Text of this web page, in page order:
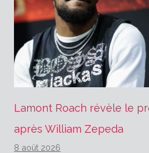
Lamont Roach révèle le
après William Zepeda
8 août 2026